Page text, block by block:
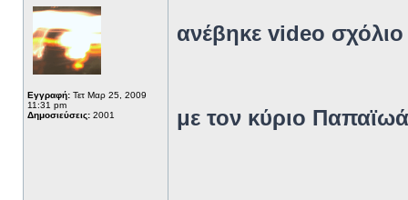
Εγγραφή: Τετ Μαρ 25, 2009
11:31 pm
Δημοσιεύσεις: 2001
ανέβηκε video
με τον κύριο